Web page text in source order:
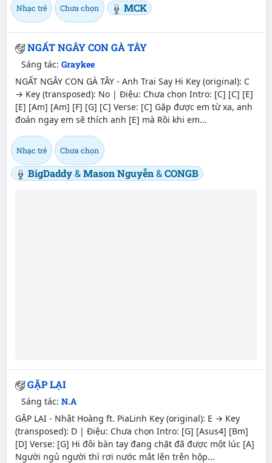
Nhạc trẻ Chưa chọn MCK
NGẤT NGÂY CON GÀ TÂY
Sáng tác: Graykee
NGẤT NGÂY CON GÀ TÂY - Anh Trai Say Hi Key (original): C
→ Key (transposed): No | Điệu: Chưa chọn Intro: [C] [C] [E]
[E] [Am] [Am] [F] [G] [C] Verse: [C] Gặp được em từ xa, anh
đoán ngay em sẽ thích anh [E] mà Rồi khi em...
Nhạc trẻ Chưa chọn
BigDaddy&Mason Nguyễn&CONGB
GẶP LẠI
Sáng tác: N.A
GẶP LẠI - Nhật Hoàng ft. PiaLinh Key (original): E → Key
(transposed): D | Điệu: Chưa chọn Intro: [G] [Asus4] [Bm]
[D] Verse: [G] Hi đôi bàn tay đang chặt đã được một lúc [A]
Người ngủ người thì rơi nước mắt lên trên hộp...